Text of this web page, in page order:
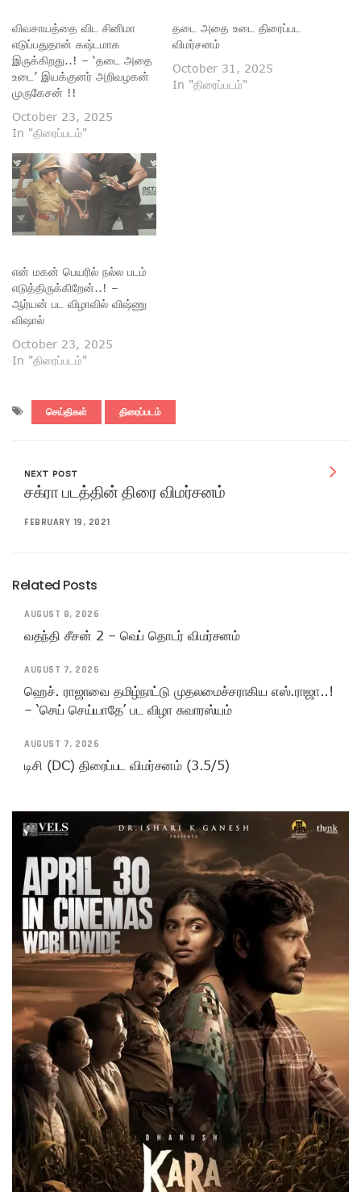
விவசாயத்தை விட சினிமா
எடுப்பதுதான் கஷ்டமாக
இருக்கிறது..! – ‘தடை அதை
உடை’ இயக்குனர் அறிவழகன்
முருகேசன் !!
October 23, 2025
In "திரைப்படம்"
தடை அதை உடை திரைப்பட
விமர்சனம்
October 31, 2025
In "திரைப்படம்"
என் மகன் பெயரில் நல்ல படம்
எடுத்திருக்கிறேன்..! –
ஆர்யன் பட விழாவில் விஷ்ணு
விஷால்
October 23, 2025
In "திரைப்படம்"
செய்திகள் திரைப்படம்
NEXT POST
சக்ரா படத்தின் திரை விமர்சனம்
FEBRUARY 19, 2021
Related Posts
AUGUST 8, 2026
வதந்தி சீசன் 2 – வெப் தொடர் விமர்சனம்
AUGUST 7, 2026
ஹெச். ராஜாவை தமிழ்நாட்டு முதலமைச்சராகிய எஸ்.ராஜா..!
– ‘செய் செய்யாதே’ பட விழா சுவாரஸ்யம்
AUGUST 7, 2026
டிசி (DC) திரைப்பட விமர்சனம் (3.5/5)